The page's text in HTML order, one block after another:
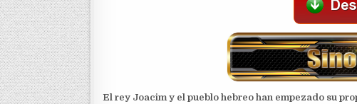
El rey Joacim y el pueblo hebreo han empezado su